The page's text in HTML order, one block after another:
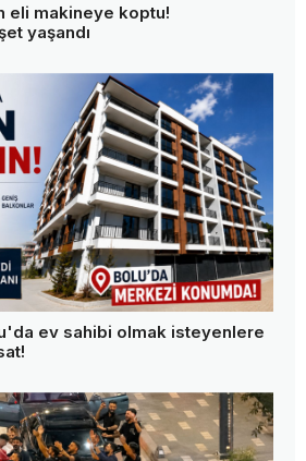
eli makineye koptu!
yaşandı
ev sahibi olmak isteyenlere